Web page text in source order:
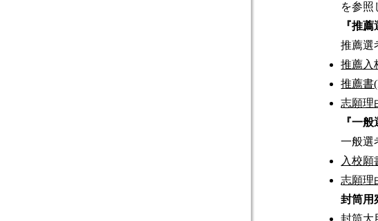
を参照
『推
推薦選
推薦入
推薦書
志願理
『一
一般選
入校願
志願理
封筒用
封筒大